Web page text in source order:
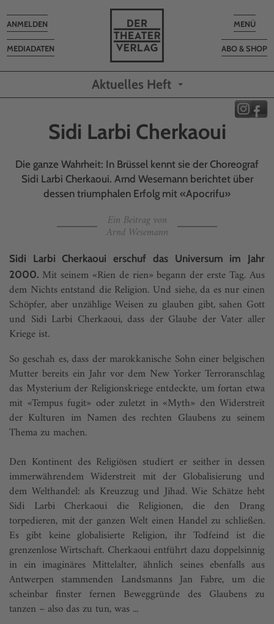
Toggle
MENÜ
ABO & SHOP
MEDIADATEN
Toggle
navigation
ANMELDEN
Aktuelles Heft
Sidi Larbi Cherkaoui
Die ganze Wahrheit: In Brüssel kennt sie der Choreograf
Sidi Larbi Cherkaoui. Arnd Wesemann berichtet über
dessen triumphalen Erfolg mit «Apocrifu»
Ein Beitrag von
Arnd Wesemann
Sidi Larbi Cherkaoui erschuf das Universum im Jahr
2000. Mit seinem «Rien de rien» begann der erste Tag. Aus
dem Nichts entstand die Religion. Und siehe, da es nur einen
Schöpfer, aber unzählige Weisen zu glauben gibt, sahen Gott
und Sidi Larbi Cherkaoui, dass der Glaube der Vater aller
Kriege ist.
So geschah es, dass der marokkanische Sohn einer belgischen
Mutter bereits ein Jahr vor dem New Yorker Terroranschlag
das Mysterium der Religionskriege entdeckte, um fortan etwa
mit «Tempus fugit» oder zuletzt in «Myth» den Widerstreit
der Kulturen im Namen des rechten Glaubens zu seinem
Thema zu machen.
Den Kontinent des Religiösen studiert er seither in dessen
immerwährendem Widerstreit mit der Globalisierung und
dem Welthandel: als Kreuzzug und Jihad. Wie Schätze hebt
Sidi Larbi Cherkaoui die Religionen, die den Drang
torpedieren, mit der ganzen Welt einen Handel zu schließen.
Es gibt keine globalisierte Religion, ihr Todfeind ist die
grenzenlose Wirtschaft. Cherkaoui entführt dazu doppelsinnig
in ein imaginäres Mittelalter, ähnlich seines ebenfalls aus
Antwerpen stammenden Landsmanns Jan Fabre, um die
scheinbar finster fernen Beweggründe des Glaubens zu
tanzen – also das zu tun, was ...